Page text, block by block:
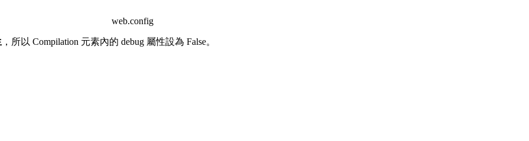
web.config
，所以 Compilation 元素內的 debug 屬性設為 False。